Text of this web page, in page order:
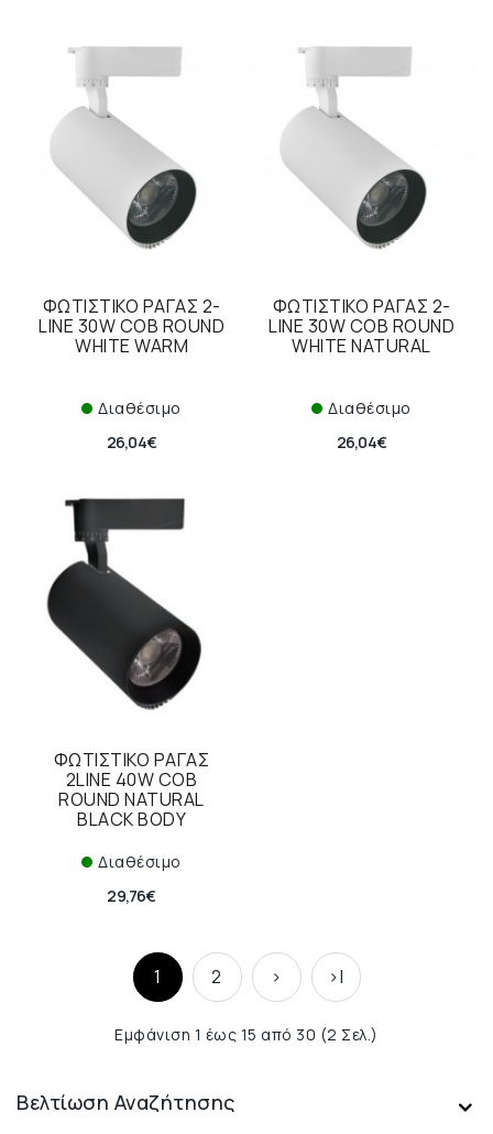
ΦΩΤΙΣΤΙΚΟ ΡΑΓΑΣ 2-
LINE 30W COB ROUND
WHITE WARM
Διαθέσιμο
26,04€
ΦΩΤΙΣΤΙΚΟ ΡΑΓΑΣ 2-
LINE 30W COB ROUND
WHITE NATURAL
Διαθέσιμο
26,04€
ΦΩΤΙΣΤΙΚΟ ΡΑΓΑΣ
2LINE 40W COB
ROUND NATURAL
BLACK BODY
Διαθέσιμο
29,76€
1 2 > >|
Εμφάνιση 1 έως 15 από 30 (2 Σελ.)
Βελτίωση Αναζήτησης